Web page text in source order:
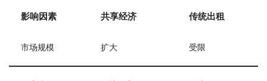
影响因素 共享经济 传统出租
市场规模 扩大 受限